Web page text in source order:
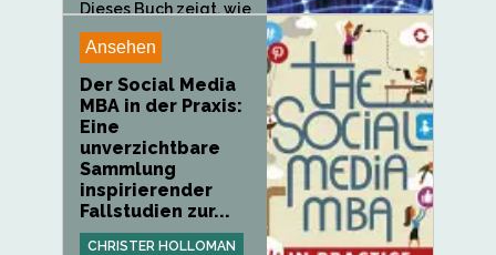
Dieses Buch zeigt, wie
Action Learning
schnell...
Ansehen
Der Social Media
MBA in der Praxis:
Eine
unverzichtbare
Sammlung
inspirierender
Fallstudien zur...
CHRISTER HOLLOMAN